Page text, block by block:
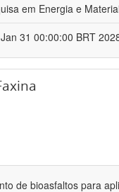
em Energia e
31 00:00:00 BRT
de bioasfaltos para